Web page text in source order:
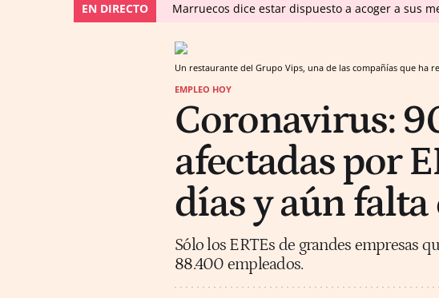
EN DIRECTO Marruecos dice estar dispuesto a acoger a sus
Un restaurante del Grupo Vips, una de las compañías que ha
EMPLEO HOY
Coronavirus:
afectadas por
días y aún falta
Sólo los ERTEs de grandes empresas
88.400 empleados.